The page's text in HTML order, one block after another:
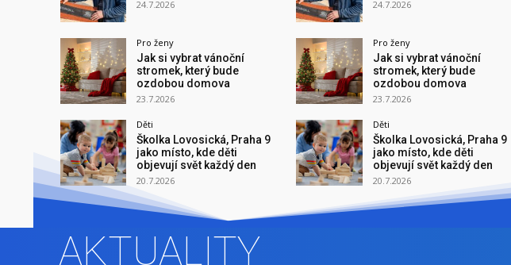
24.7.2026
Pro ženy
Jak si vybrat vánoční
stromek, který bude
ozdobou domova
23.7.2026
Děti
Školka Lovosická, Praha 9
jako místo, kde děti
objevují svět každý den
20.7.2026
24.7.2026
Pro ženy
Jak si vybrat vánoční
stromek, který bude
ozdobou domova
23.7.2026
Děti
Školka Lovosická, Praha 9
jako místo, kde děti
objevují svět každý den
20.7.2026
AKTUALITY